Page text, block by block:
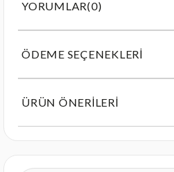
YORUMLAR(0)
ÖDEME SEÇENEKLERI
ÜRÜN ÖNERILERI